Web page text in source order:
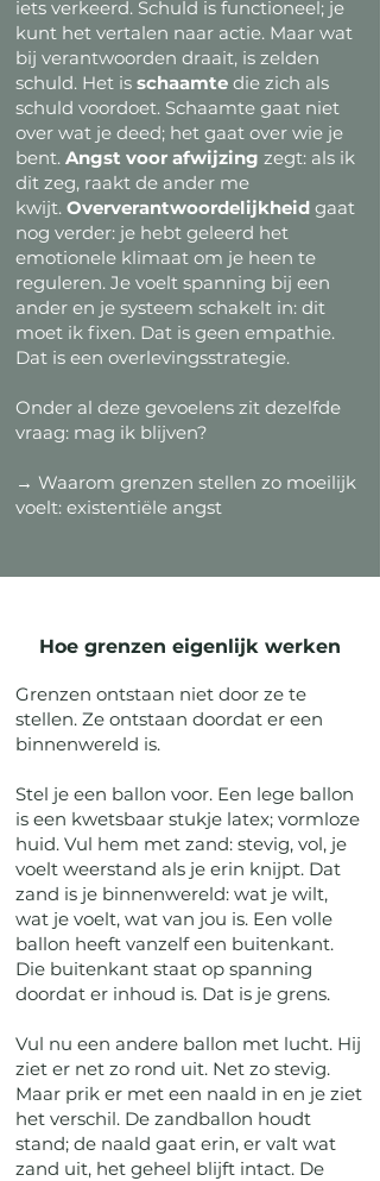
iets verkeerd. Schuld is functioneel; je
kunt het vertalen naar actie. Maar wat
bij verantwoorden draait, is zelden
schuld. Het is schaamte die zich als
schuld voordoet. Schaamte gaat niet
over wat je deed; het gaat over wie je
bent. Angst voor afwijzing zegt: als ik
dit zeg, raakt de ander me
kwijt. Oververantwoordelijkheid gaat
nog verder: je hebt geleerd het
emotionele klimaat om je heen te
reguleren. Je voelt spanning bij een
ander en je systeem schakelt in: dit
moet ik fixen. Dat is geen empathie.
Dat is een overlevingsstrategie.
Onder al deze gevoelens zit dezelfde
vraag: mag ik blijven?
→ Waarom grenzen stellen zo moeilijk
voelt: existentiële angst
Hoe grenzen eigenlijk werken
Grenzen ontstaan niet door ze te
stellen. Ze ontstaan doordat er een
binnenwereld is.
Stel je een ballon voor. Een lege ballon
is een kwetsbaar stukje latex; vormloze
huid. Vul hem met zand: stevig, vol, je
voelt weerstand als je erin knijpt. Dat
zand is je binnenwereld: wat je wilt,
wat je voelt, wat van jou is. Een volle
ballon heeft vanzelf een buitenkant.
Die buitenkant staat op spanning
doordat er inhoud is. Dat is je grens.
Vul nu een andere ballon met lucht. Hij
ziet er net zo rond uit. Net zo stevig.
Maar prik er met een naald in en je ziet
het verschil. De zandballon houdt
stand; de naald gaat erin, er valt wat
zand uit, het geheel blijft intact. De